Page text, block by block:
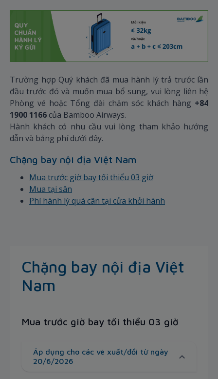
Trường hợp Quý khách đã mua hành lý trả trước lần
đầu trước đó và muốn mua bổ sung, vui lòng liên hệ
Phòng vé hoặc Tổng đài chăm sóc khách hàng +84
1900 1166của Bamboo Airways.
Hành khách có nhu cầu vui lòng tham khảo hướng
dẫn và bảng phí dưới đây.
Chặng bay nội địa Việt Nam
Mua trước giờ bay tối thiểu 03 giờ
Mua tại sân
Phí hành lý quá cân tại cửa khởi hành
Chặng bay nội địa Việt
Nam
Mua trước giờ bay tối thiểu 03 giờ
Áp dụng cho các vé xuất/đổi từ ngày
20/6/2026